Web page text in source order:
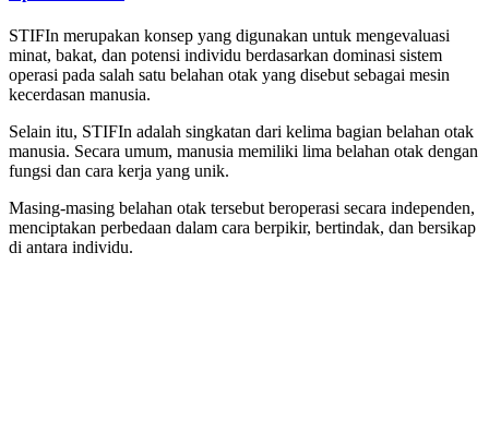
STIFIn merupakan konsep yang digunakan untuk mengevaluasi
minat, bakat, dan potensi individu berdasarkan dominasi sistem
operasi pada salah satu belahan otak yang disebut sebagai mesin
kecerdasan manusia.
Selain itu, STIFIn adalah singkatan dari kelima bagian belahan otak
manusia. Secara umum, manusia memiliki lima belahan otak dengan
fungsi dan cara kerja yang unik.
Masing-masing belahan otak tersebut beroperasi secara independen,
menciptakan perbedaan dalam cara berpikir, bertindak, dan bersikap
di antara individu.